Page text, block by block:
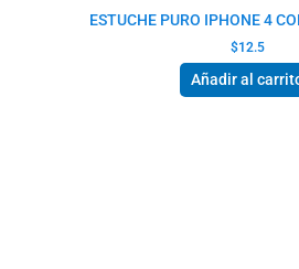
ESTUCHE PURO IPHONE 4
$12.5
Añadir al